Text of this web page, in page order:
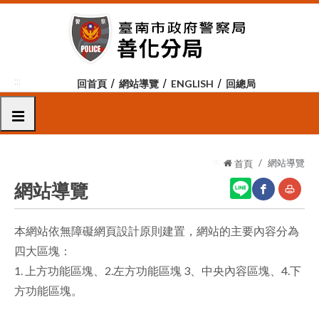
跳
容
塊
::: 回首頁 網站導覽 ENGLISH 回總局
選單
::: 首頁 網站導覽
網站導覽
網
分
友
列
本網站依無障礙網頁設計原則建置，網站的主要內容分為
四大區塊：
1. 上方功能區塊、2.左方功能區塊 3、中央內容區塊、4.下
方功能區塊。